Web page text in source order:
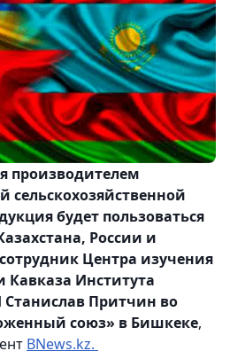
производителем
сельскохозяйственной
будет пользоваться
России и
Центра изучения
Института
Станислав Притчин во
союз» в Бишкеке,
BNews.kz.